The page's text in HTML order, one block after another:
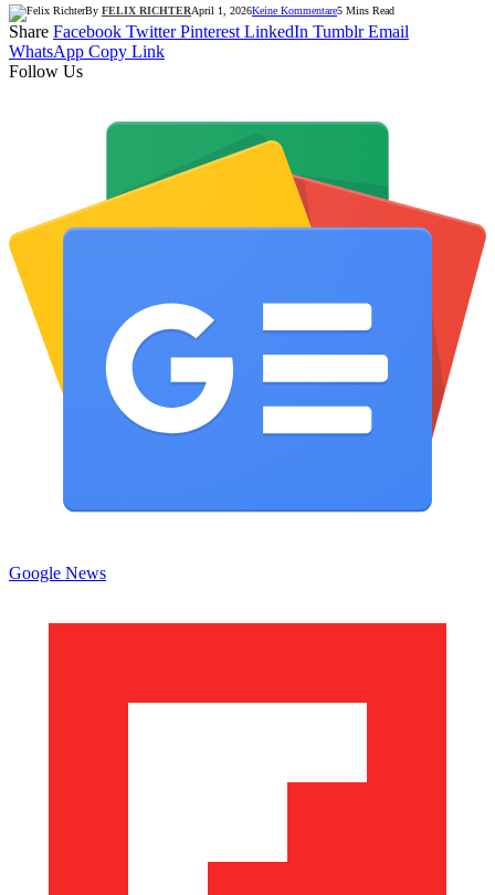
By FELIX RICHTERApril 1, 2026Keine Kommentare5 Mins Read
Share Facebook Twitter Pinterest LinkedIn Tumblr Email
WhatsApp Copy Link
Follow Us
Google News